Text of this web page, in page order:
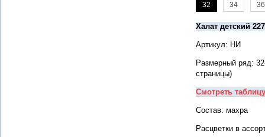
32 34 36
Халат детский
Артикул: НИ
Размерный ряд:
страницы)
Смотреть
Состав: махра
Расцветки в